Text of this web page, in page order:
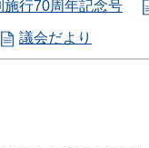
施行70周年記念号
議会だより